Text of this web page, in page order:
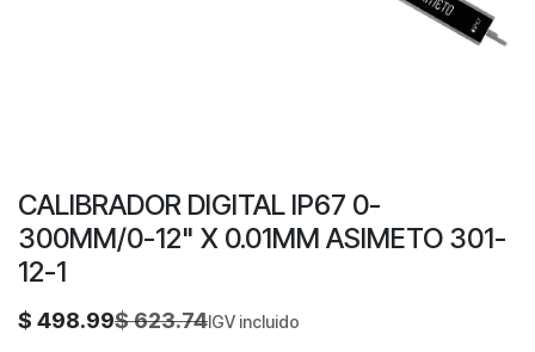
CALIBRADOR DIGITAL IP67 0-
300MM/0-12" X 0.01MM ASIMETO 301-
12-1
$ 498.99$623.74IGV incluido